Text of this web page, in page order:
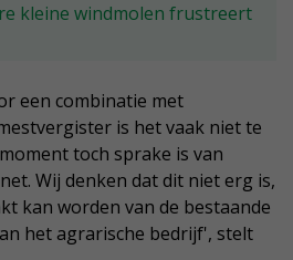
kleine windmolen frustreert
een combinatie met
is het vaak niet te
toch sprake is van
Wij denken dat dit niet erg is,
kan worden van de bestaande
het agrarische bedrijf', stelt